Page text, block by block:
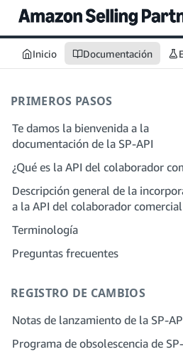
Inicio Documentación
PRIMEROS PASOS
Te damos la bienvenida a la
documentación de la SP-API
¿Qué es la API del colaborador
Descripción general de la
a la API del colaborador comercial
Incorporación como desarrollador
Paso 4: Registra una aplicación
entorno aislado
Incorporación como proveedor de
servicios
y permisos para proveedores de
servicios
Paso 2: Crea una cuenta en el
proveedores de soluciones
Terminología
Preguntas frecuentes
SP-API
proveedores de soluciones
REGISTRO DE CAMBIOS
Notas de lanzamiento de la SP-
Programa de obsolescencia de